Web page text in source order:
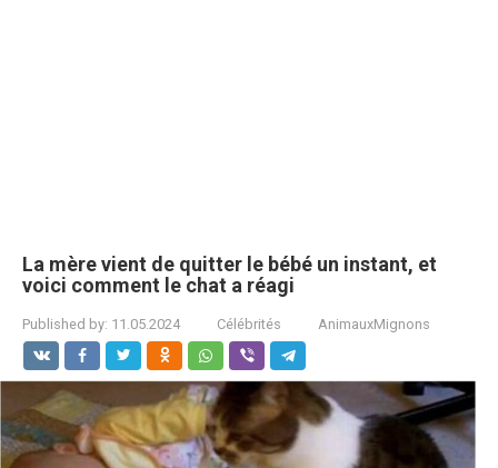
La mère vient de quitter le bébé un instant, et
voici comment le chat a réagi
Published by: 11.05.2024 Célébrités AnimauxMignons